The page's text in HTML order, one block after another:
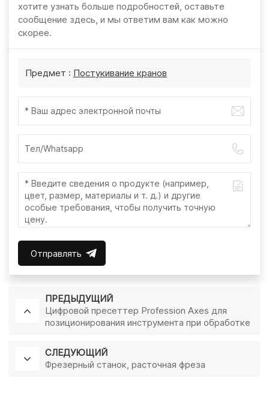
хотите узнать больше подробностей, оставьте
сообщение здесь, и мы ответим вам как можно
скорее.
Предмет : Постукивание кранов
Отправлять
ПРЕДЫДУЩИЙ
Цифровой пресеттер Profession Axes для
позиционирования инструмента при обработке
СЛЕДУЮЩИЙ
Фрезерный станок, расточная фреза